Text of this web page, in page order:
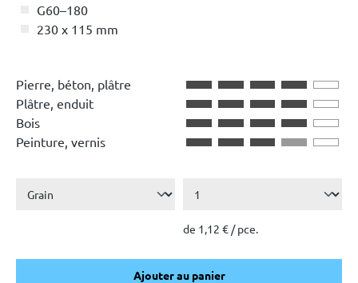
G60–180
230 x 115 mm
Pierre, béton, plâtre
Plâtre, enduit
Bois
Peinture, vernis
de 1,12 € / pce.
Ajouter au panier
Ajouter au panier